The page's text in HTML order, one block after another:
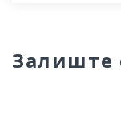
Залиште